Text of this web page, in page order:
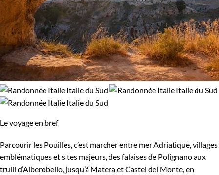
Le voyage en bref
Parcourir les Pouilles, c’est marcher entre mer Adriatique, villages
emblématiques et sites majeurs, des falaises de Polignano aux
trulli d’Alberobello, jusqu’à Matera et Castel del Monte, en